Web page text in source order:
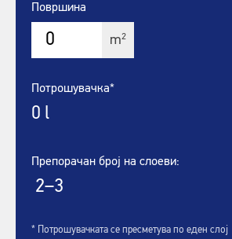
Површина
m2
Потрошувачка*
0 l
Препорачан број на слоеви:
2–3
* Потрошувачката се пресметува по еден слој